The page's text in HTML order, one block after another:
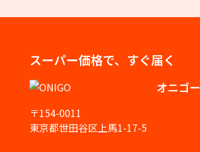
スーパー価格で、すぐ届く
オニゴー
〒154-0011
東京都世田谷区上馬1-17-5